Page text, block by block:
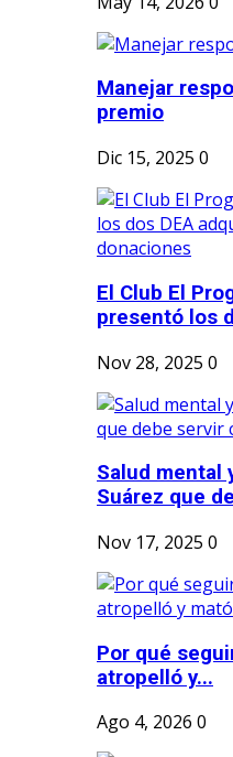
Manejar
premio
Dic 15, 2025 0
El Club El
presentó los
Nov 28, 2025 0
Salud mental
Suárez que
Nov 17, 2025 0
Por qué
atropelló y...
Ago 4, 2026 0